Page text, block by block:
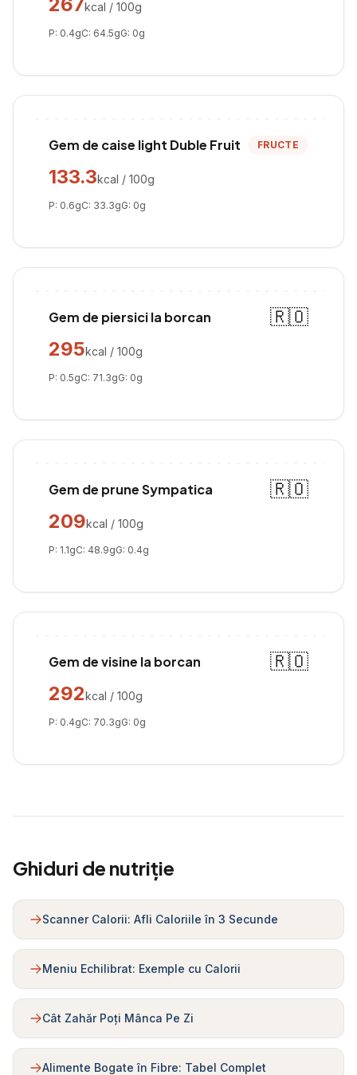
kcal / 100g
P: 0.4gC: 64.5gG: 0g
Gem de caise light Duble Fruit FRUCTE
133.3kcal / 100g
P: 0.6gC: 33.3gG: 0g
Gem de piersici la borcan
🇷🇴
295kcal / 100g
P: 0.5gC: 71.3gG: 0g
Gem de prune Sympatica
🇷🇴
209kcal / 100g
P: 1.1gC: 48.9gG: 0.4g
Gem de visine la borcan
🇷🇴
292kcal / 100g
P: 0.4gC: 70.3gG: 0g
Ghiduri de nutriție
Scanner Calorii: Afli Caloriile în 3 Secunde
Meniu Echilibrat: Exemple cu Calorii
Cât Zahăr Poți Mânca Pe Zi
Alimente Bogate în Fibre: Tabel Complet